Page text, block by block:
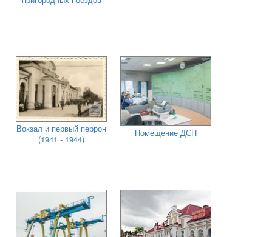
Вокзал и первый перрон
(1941 - 1944)
Помещение ДСП